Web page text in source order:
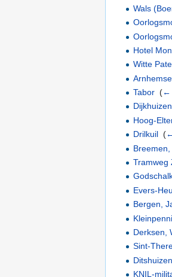
Wals
Hotel
Witte
Tabor ‎(←
Dijkhuizen
Hoog-
Drilkuil ‎(
Tramweg
Evers-
Bergen,
Derksen,
Sint-
KNIL-